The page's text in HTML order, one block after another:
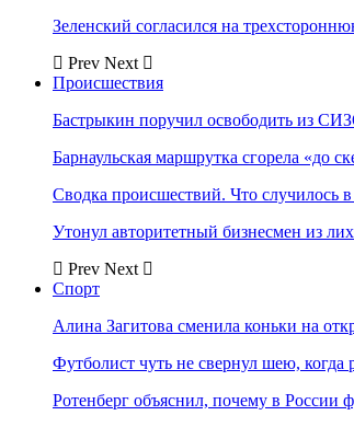
Зеленский согласился на
Prev Next
Происшествия
Бастрыкин поручил освободить из
Барнаульская маршрутка сгорела «до
Сводка происшествий. Что случилось
Утонул авторитетный бизнесмен из
Prev Next
Спорт
Алина Загитова сменила коньки на
Футболист чуть не свернул шею, когда
Ротенберг объяснил, почему в России